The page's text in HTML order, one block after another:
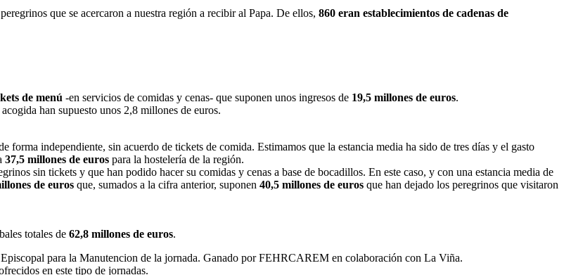
que se acercaron a nuestra región a recibir al Papa. De ellos, 860 eran establecimientos de cadenas de
de menú -en servicios de comidas y cenas- que suponen unos ingresos de 19,5 millones de euros.
han supuesto unos 2,8 millones de euros.
forma independiente, sin acuerdo de tickets de comida. Estimamos que la estancia media ha sido de tres días y el gasto
37,5 millones de euros para la hostelería de la región.
sin tickets y que han podido hacer su comidas y cenas a base de bocadillos. En este caso, y con una estancia media de
de euros que, sumados a la cifra anterior, suponen 40,5 millones de euros que han dejado los peregrinos que visitaron
totales de 62,8 millones de euros.
para la Manutencion de la jornada. Ganado por FEHRCAREM en colaboración con La Viña.
en este tipo de jornadas.